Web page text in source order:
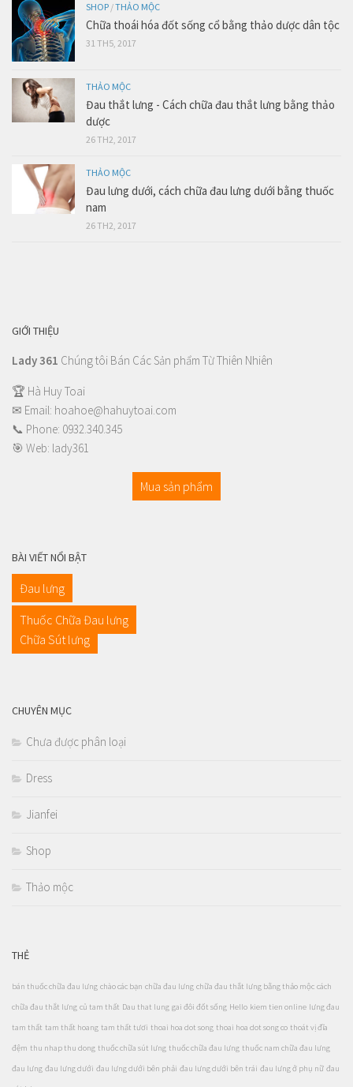
SHOP /THẢO MỘC
Chữa thoái hóa đốt sống cổ bằng thảo dược dân tộc
31 TH5, 2017
THẢO MỘC
Đau thắt lưng - Cách chữa đau thắt lưng bằng thảo
dược
26 TH2, 2017
THẢO MỘC
Đau lưng dưới, cách chữa đau lưng dưới bằng thuốc
nam
26 TH2, 2017
GIỚI THIỆU
Lady 361 Chúng tôi Bán Các Sản phẩm Từ Thiên Nhiên
🏆 Hà Huy Toai
✉ Email: hoahoe@hahuytoai.com
📞 Phone: 0932.340.345
🎯 Web: lady361
Mua sản phẩm
BÀI VIẾT NỔI BẬT
Đau lưng
Thuốc Chữa Đau lưng
Chữa Sút lưng
CHUYÊN MỤC
Chưa được phân loại
Dress
Jianfei
Shop
Thảo mộc
THẺ
bán thuốc chữa đau lưng chào các bạn chữa đau lưng chữa đau thắt lưng bằng thảo mộc cách
chữa đau thắt lưng củ tam thất Dau that lung gai đôi đốt sống Hello kiem tien online lưng đau
tam thất tam thất hoang tam thất tươi thoai hoa dot song thoai hoa dot song co thoát vị đĩa
đệm thu nhap thu dong thuốc chữa sút lưng thuốc chữa đau lưng thuốc nam chữa đau lưng
đau lưng đau lưng dưới đau lưng dưới bên phải đau lưng dưới bên trái đau lưng ở phụ nữ đau